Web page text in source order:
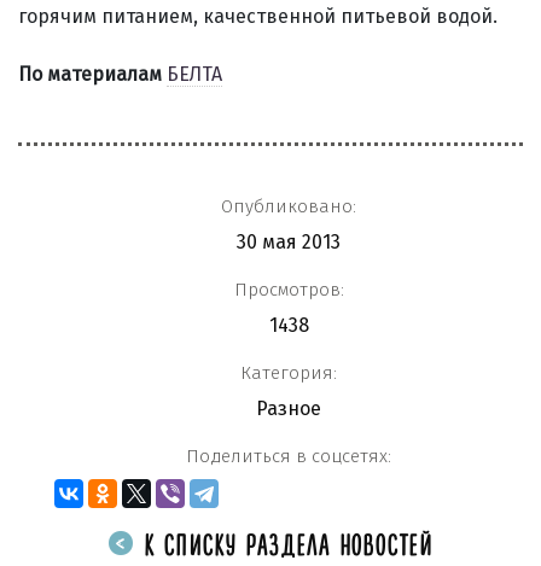
горячим питанием, качественной питьевой водой.
По материалам БЕЛТА
Опубликовано:
30 мая 2013
Просмотров:
1438
Категория:
Разное
Поделиться в соцсетях:
К СПИСКУ РАЗДЕЛА НОВОСТЕЙ